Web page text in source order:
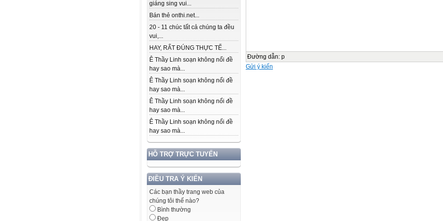
giáng sing vui...
Bán thẻ onthi.net...
20 - 11 chúc tất cả chúng ta đều
vui,...
HAY, RẤT ĐÚNG THỰC TẾ...
Ê Thầy Linh soạn không nổi đề
hay sao mà...
Ê Thầy Linh soạn không nổi đề
hay sao mà...
Ê Thầy Linh soạn không nổi đề
hay sao mà...
Ê Thầy Linh soạn không nổi đề
hay sao mà...
HỖ TRỢ TRỰC TUYẾN
ĐIỀU TRA Ý KIẾN
Các bạn thầy trang web của
chúng tôi thế nào?
Bình thường
Đẹp
tài tình yêu:
Mắt biếc – Nguyễn Nhật Ánh
Đường dẫn: p
Gửi ý kiến